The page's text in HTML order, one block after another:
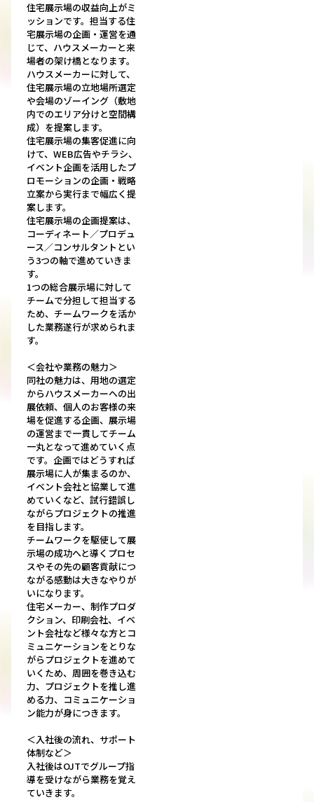
住宅展示場の収益向上がミ
ッションです。担当する住
宅展示場の企画・運営を通
じて、ハウスメーカーと来
場者の架け橋となります。
ハウスメーカーに対して、
住宅展示場の立地場所選定
や会場のゾーイング（敷地
内でのエリア分けと空間構
成）を提案します。
住宅展示場の集客促進に向
けて、WEB広告やチラシ、
イベント企画を活用したプ
ロモーションの企画・戦略
立案から実行まで幅広く提
案します。
住宅展示場の企画提案は、
コーディネート／プロデュ
ース／コンサルタントとい
う3つの軸で進めていきま
す。
1つの総合展示場に対して
チームで分担して担当する
ため、チームワークを活か
した業務遂行が求められま
す。
＜会社や業務の魅力＞
同社の魅力は、用地の選定
からハウスメーカーへの出
展依頼、個人のお客様の来
場を促進する企画、展示場
の運営まで一貫してチーム
一丸となって進めていく点
です。企画ではどうすれば
展示場に人が集まるのか、
イベント会社と協業して進
めていくなど、試行錯誤し
ながらプロジェクトの推進
を目指します。
チームワークを駆使して展
示場の成功へと導くプロセ
スやその先の顧客貢献につ
ながる感動は大きなやりが
いになります。
住宅メーカー、制作プロダ
クション、印刷会社、イベ
ント会社など様々な方とコ
ミュニケーションをとりな
がらプロジェクトを進めて
いくため、周囲を巻き込む
力、プロジェクトを推し進
める力、コミュニケーショ
ン能力が身につきます。
＜入社後の流れ、サポート
体制など＞
入社後はOJTでグループ指
導を受けながら業務を覚え
ていきます。